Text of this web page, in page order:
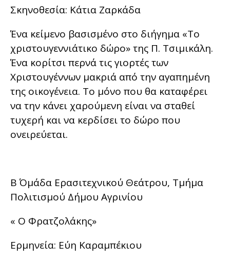
Σκηνοθεσία: Κάτια Ζαρκάδα
Ένα κείμενο βασισμένο στο διήγημα «Το
χριστουγεννιάτικο δώρο» της Π. Τσιμικάλη.
Ένα κορίτσι περνά τις γιορτές των
Χριστουγέννων μακριά από την αγαπημένη
της οικογένεια. Το μόνο που θα καταφέρει
να την κάνει χαρούμενη είναι να σταθεί
τυχερή και να κερδίσει το δώρο που
ονειρεύεται.
Β΄ Ομάδα Ερασιτεχνικού Θεάτρου, Τμήμα
Πολιτισμού Δήμου Αγρινίου
« Ο Φρατζολάκης»
Ερμηνεία: Εύη Καραμπέκιου